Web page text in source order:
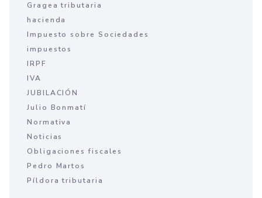
Gragea tributaria
hacienda
Impuesto sobre Sociedades
impuestos
IRPF
IVA
JUBILACIÓN
Julio Bonmatí
Normativa
Noticias
Obligaciones fiscales
Pedro Martos
Píldora tributaria